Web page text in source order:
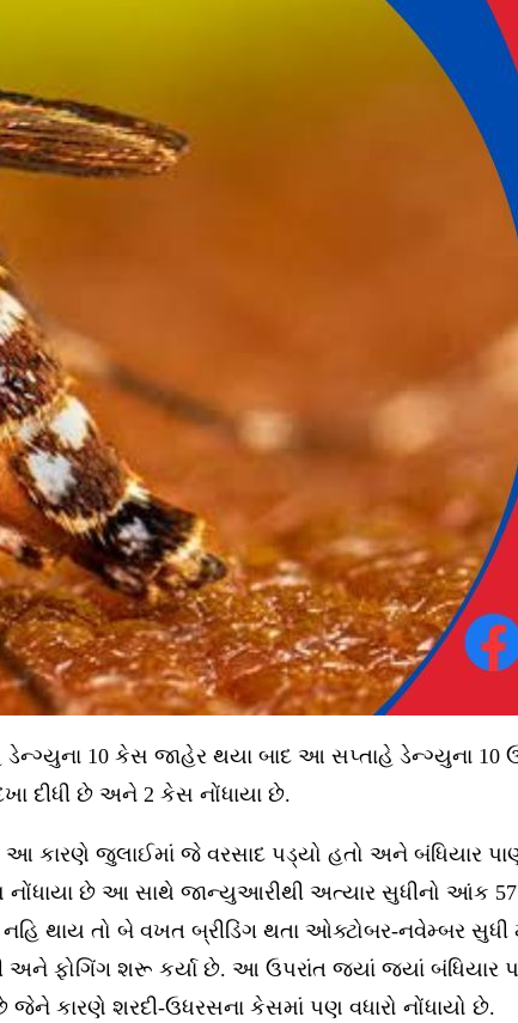
10 કેસ જાહેર થયા બાદ આ સપ્તાહે ડેન્ગ્યુના 10
દીધી છે અને 2 કેસ નોંધાયા છે.
કારણે જુલાઈમાં જે વરસાદ પડ્યો હતો અને બંધિયાર
નોંધાયા છે આ સાથે જાન્યુઆરીથી અત્યાર સુધીનો
નહિ થાય તો બે વખત બ્રીડિંગ થતા ઓક્ટોબર-
અને ફોગિંગ શરૂ કર્યા છે. આ ઉપરાંત જ્યાં જ્યાં
કારણે શરદી-ઉધરસના કેસમાં પણ વધારો નોંધાયો છે.